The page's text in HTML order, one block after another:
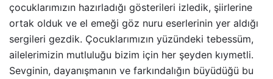
çocuklarımızın hazırladığı gösterileri izledik, şiirlerine
ortak olduk ve el emeği göz nuru eserlerinin yer aldığı
sergileri gezdik. Çocuklarımızın yüzündeki tebessüm,
ailelerimizin mutluluğu bizim için her şeyden kıymetli.
Sevginin, dayanışmanın ve farkındalığın büyüdüğü bu